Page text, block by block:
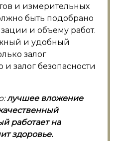
и измерительных
быть подобрано
и объему работ.
и удобный
залог
и залог безопасности
лучшее вложение
работает на
здоровье.